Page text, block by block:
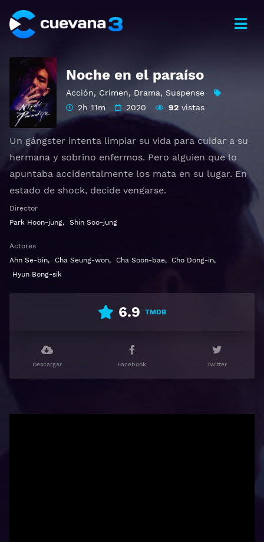
Noche en el paraíso
Acción, Crimen, Drama, Suspense
2h 11m
2020 92 vistas
Un gángster intenta limpiar su vida para cuidar a su
hermana y sobrino enfermos. Pero alguien que lo
apuntaba accidentalmente los mata en su lugar. En
estado de shock, decide vengarse.
Otros títulos:
latino, subtitulado, castellano
Director
Park Hoon-jung, Shin Soo-jung
Actores
Ahn Se-bin, Cha Seung-won, Cha Soon-bae, Cho Dong-in,
Hyun Bong-sik
6.9 TMDB
Descargar Facebook Twitter